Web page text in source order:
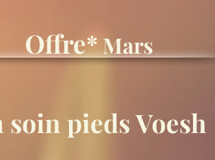
Offre*Mars
soin pieds Voesh